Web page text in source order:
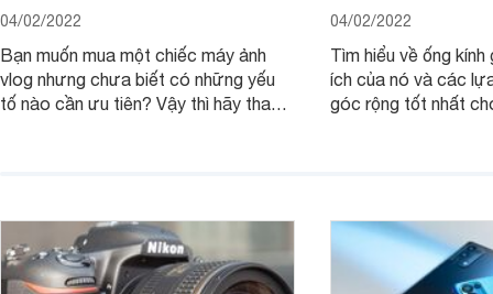
04/02/2022
Bạn muốn mua một chiếc máy ảnh
vlog nhưng chưa biết có những yếu
tố nào cần ưu tiên? Vậy thì hãy tham
04/02/2022
Tìm hiểu về ống
ích của nó và các
góc rộng tốt nhất